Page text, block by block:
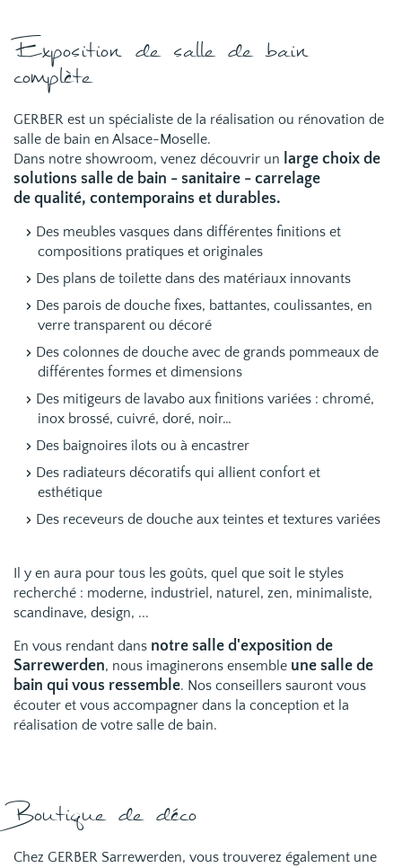
Exposition de salle de bain
complète
GERBER est un spécialiste de la réalisation ou rénovation de
salle de bain en Alsace-Moselle.
Dans notre showroom, venez découvrir un large choix de
solutions salle de bain - sanitaire - carrelage
de qualité, contemporains et durables.
Des meubles vasques dans différentes finitions et
compositions pratiques et originales
Des plans de toilette dans des matériaux innovants
Des parois de douche fixes, battantes, coulissantes, en
verre transparent ou décoré
Des colonnes de douche avec de grands pommeaux de
différentes formes et dimensions
Des mitigeurs de lavabo aux finitions variées : chromé,
inox brossé, cuivré, doré, noir…
Des baignoires îlots ou à encastrer
Des radiateurs décoratifs qui allient confort et
esthétique
Des receveurs de douche aux teintes et textures variées
Il y en aura pour tous les goûts, quel que soit le styles
recherché : moderne, industriel, naturel, zen, minimaliste,
scandinave, design, ...
En vous rendant dans notre salle d'exposition de
Sarrewerden, nous imaginerons ensemble une salle de
bain qui vous ressemble. Nos conseillers sauront vous
écouter et vous accompagner dans la conception et la
réalisation de votre salle de bain.
Boutique de déco
Chez GERBER Sarrewerden, vous trouverez également une